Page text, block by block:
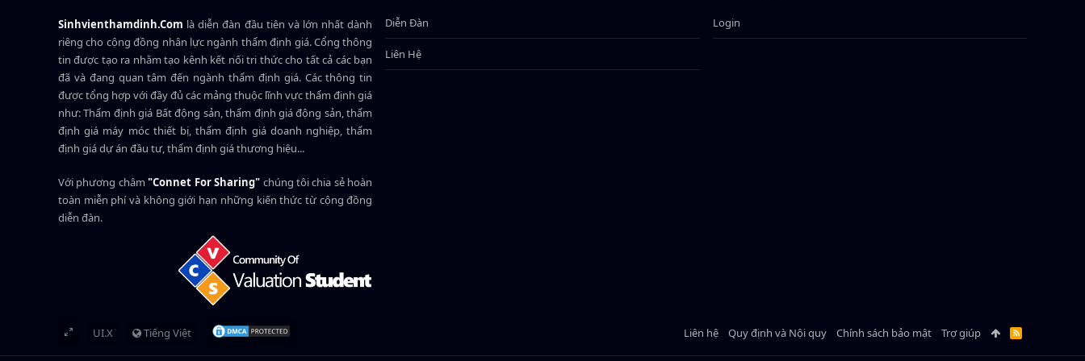
Sinhvienthamdinh.Com là diễn đàn đầu tiên và lớn nhất dành
riêng cho cộng đồng nhân lực ngành thẩm định giá. Cổng thông
tin được tạo ra nhằm tạo kênh kết nối tri thức cho tất cả các bạn
đã và đang quan tâm đến ngành thẩm định giá. Các thông tin
được tổng hợp với đầy đủ các mảng thuộc lĩnh vực thẩm định giá
như: Thẩm định giá Bất động sản, thẩm định giá động sản, thẩm
định giá máy móc thiết bị, thẩm định giá doanh nghiệp, thẩm
định giá dự án đầu tư, thẩm định giá thương hiệu...
Với phương châm"Connet For Sharing" chúng tôi chia sẻ hoàn
toàn miễn phí và không giới hạn những kiến thức từ cộng đồng
diễn đàn.
Diễn Đàn
Liên Hệ
Login
UI.X Tiếng Việt Liên hệ Quy định và Nội quy Chính sách bảo mật Trợ giúp
R
S
S